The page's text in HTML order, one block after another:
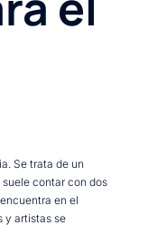
Se trata de un
contar con dos
en el
y artistas se